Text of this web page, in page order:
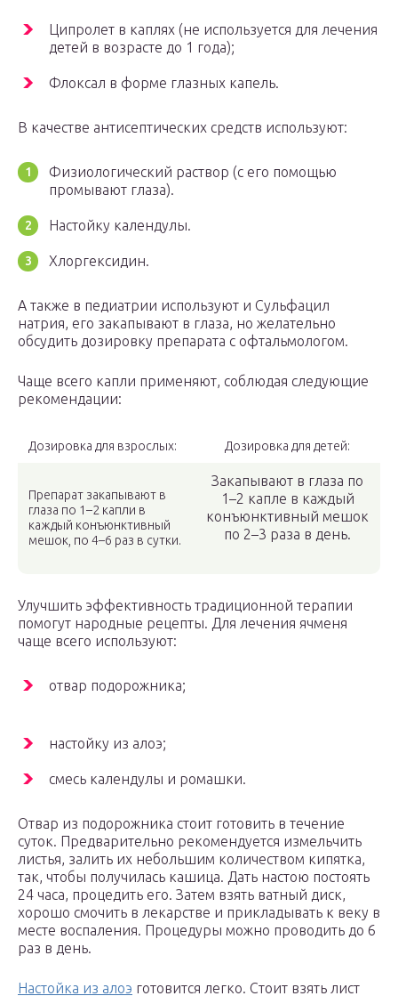
Ципролет в каплях (не используется для лечения
детей в возрасте до 1 года);
Флоксал в форме глазных капель.
В качестве антисептических средств используют:
Физиологический раствор (с его помощью
промывают глаза).
Настойку календулы.
Хлоргексидин.
А также в педиатрии используют и Сульфацил
натрия, его закапывают в глаза, но желательно
обсудить дозировку препарата с офтальмологом.
Чаще всего капли применяют, соблюдая следующие
рекомендации:
Дозировка для взрослых: Дозировка для детей:
Препарат закапывают в
глаза по 1–2 капли в
каждый конъюнктивный
мешок, по 4–6 раз в сутки.
Закапывают в глаза по
1–2 капле в каждый
конъюнктивный мешок
по 2–3 раза в день.
Улучшить эффективность традиционной терапии
помогут народные рецепты. Для лечения ячменя
чаще всего используют:
отвар подорожника;
настойку из алоэ;
смесь календулы и ромашки.
Отвар из подорожника стоит готовить в течение
суток. Предварительно рекомендуется измельчить
листья, залить их небольшим количеством кипятка,
так, чтобы получилась кашица. Дать настою постоять
24 часа, процедить его. Затем взять ватный диск,
хорошо смочить в лекарстве и прикладывать к веку в
месте воспаления. Процедуры можно проводить до 6
раз в день.
Настойка из алоэ готовится легко. Стоит взять лист